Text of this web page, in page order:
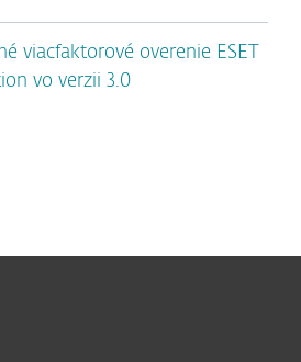
viacfaktorové overenie ESET
vo verzii 3.0